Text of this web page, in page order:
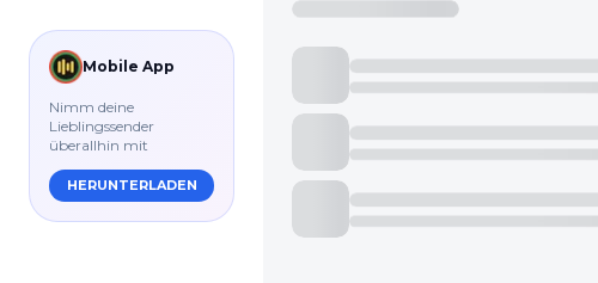
Mobile App
Nimm deine
Lieblingssender
überallhin mit
HERUNTERLADEN